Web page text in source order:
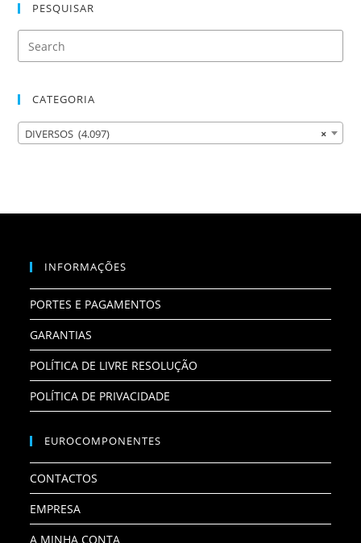
PESQUISAR
CATEGORIA
×
DIVERSOS (4.097)
INFORMAÇÕES
PORTES E PAGAMENTOS
GARANTIAS
POLÍTICA DE LIVRE RESOLUÇÃO
POLÍTICA DE PRIVACIDADE
EUROCOMPONENTES
CONTACTOS
EMPRESA
A MINHA CONTA